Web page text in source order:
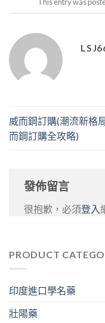
威而鋼訂購(潮流新格
而鋼訂購全攻略)
發佈留言
很抱歉，必須登入
PRODUCT
印度進口學名藥
壯陽藥